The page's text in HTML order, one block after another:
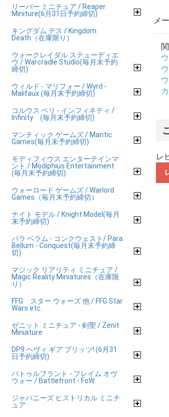
リーパー ミニチュア / Reaper
Miniture(6月31日予約締切)
キングダム デス / Kingdom
Death（在庫限り）
ウォークレイダル ステューディエ
ウ / Warcradle Studio(毎月末予約
締切)
ウィルド - マリフォー / Wyrd -
Malifaux (毎月末予約締切)
コルウス ベリ - インフィネティ /
Infinity (毎月末予約締切)
マンティック ゲームズ / Mantic
Games(毎月末予約締切)
モディフィウス エンターテインマ
ント / Modiphius Entertainment
(毎月末予約締切)
ウォーロード ゲームズ / Warlord
Games（毎月末予約締切）
ナイト モデル / Knight Model(毎月
末予約締切)
パラ ベラム - コンクウェスト/ Para
Bellum - Conquest(毎月末予約締
切)
マジック リアリティ ミニチュア /
Magic Reality Miniatures（在庫限
り）
FFG スター ウォーズ 他 / FFG Star
Wars etc.
ゼニット ミニチュア - 剣聖 / Zenit
Miniature
DP9 ヘヴィ ギア ブリッツ! (6月31
日予約締切)
バトゥルフラント - フレイム オヴ
ウォー / Battlefront - FoW
ジャパニーズ ヒストリカル ミニチ
ュア
メ
レ